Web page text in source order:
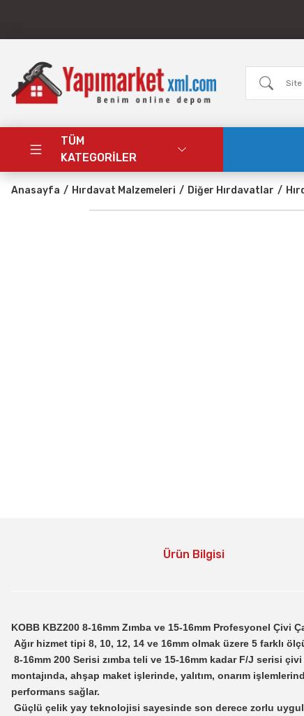
TÜM
KATEGORİLER
Anasayfa Hırdavat Malzemeleri Diğer Hırdavatlar
Ürün Bilgisi
KOBB KBZ200 8-16mm Zımba ve 15-16mm Profesyonel Çivi
Ağır hizmet tipi 8, 10, 12, 14 ve 16mm olmak üzere 5 farklı
8-16mm 200 Serisi zımba teli ve 15-16mm kadar F/J serisi
montajında, ahşap maket işlerinde, yalıtım, onarım
performans sağlar.
Güçlü çelik yay teknolojisi sayesinde son derece zorlu